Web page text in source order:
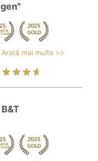
Arată mai multe >>